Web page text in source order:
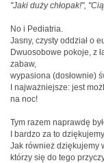
"Jaki duży chłopak!",
No i Pediatria.
Jasny, czysty oddział o
Dwuosobowe pokoje, z
zabaw,
wypasiona (dosłownie)
I najważniejsze: jest
na noc!
Tym razem naprawdę
I bardzo za to
Jak również dziękujemy
którzy się do tego